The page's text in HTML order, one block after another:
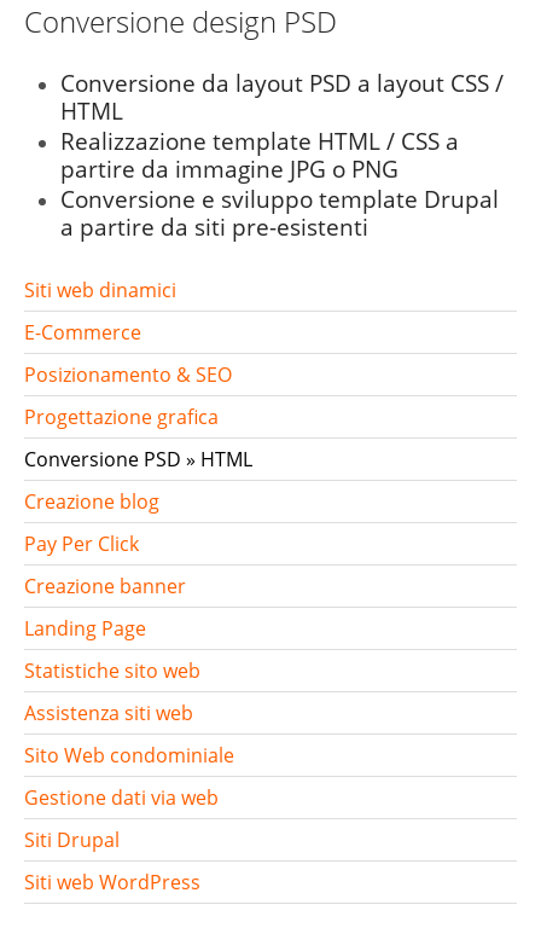
Conversione design PSD
Conversione da layout PSD a layout CSS /
HTML
Realizzazione template HTML / CSS a
partire da immagine JPG o PNG
Conversione e sviluppo template Drupal
a partire da siti pre-esistenti
Siti web dinamici
E-Commerce
Posizionamento & SEO
Progettazione grafica
Conversione PSD » HTML
Creazione blog
Pay Per Click
Creazione banner
Landing Page
Statistiche sito web
Assistenza siti web
Sito Web condominiale
Gestione dati via web
Siti Drupal
Siti web WordPress